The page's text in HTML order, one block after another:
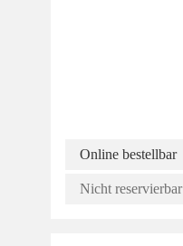
Online bestellbar
Nicht reservierbar